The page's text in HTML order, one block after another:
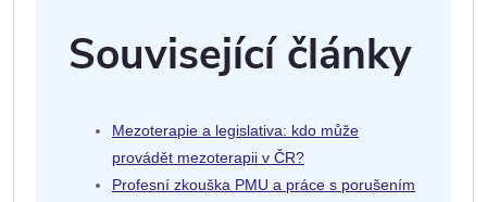
Související články
Mezoterapie a legislativa: kdo může
provádět mezoterapii v ČR?
Profesní zkouška PMU a práce s porušením